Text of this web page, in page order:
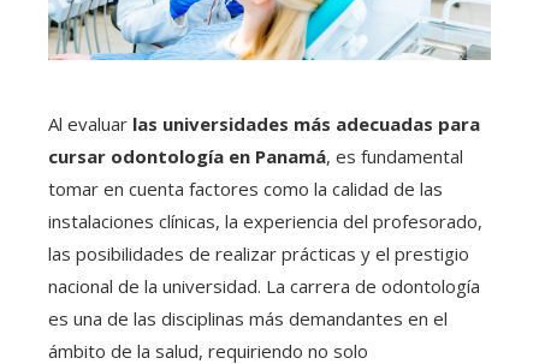
Al evaluar las universidades más adecuadas para
cursar odontología en Panamá, es fundamental
tomar en cuenta factores como la calidad de las
instalaciones clínicas, la experiencia del profesorado,
las posibilidades de realizar prácticas y el prestigio
nacional de la universidad. La carrera de odontología
es una de las disciplinas más demandantes en el
ámbito de la salud, requiriendo no solo